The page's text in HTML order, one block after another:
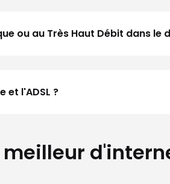
ou au Très Haut Débit dans le
et l'ADSL ?
meilleur